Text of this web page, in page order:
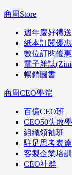
商周Store
週年慶好禮送
紙本訂閱優惠
數位訂閱優惠
電子雜誌
暢銷圖書
商周CEO學院
百億CEO班
CEO50失敗學
組織領袖班
駐足思考表
客製企業培訓
CEO社群